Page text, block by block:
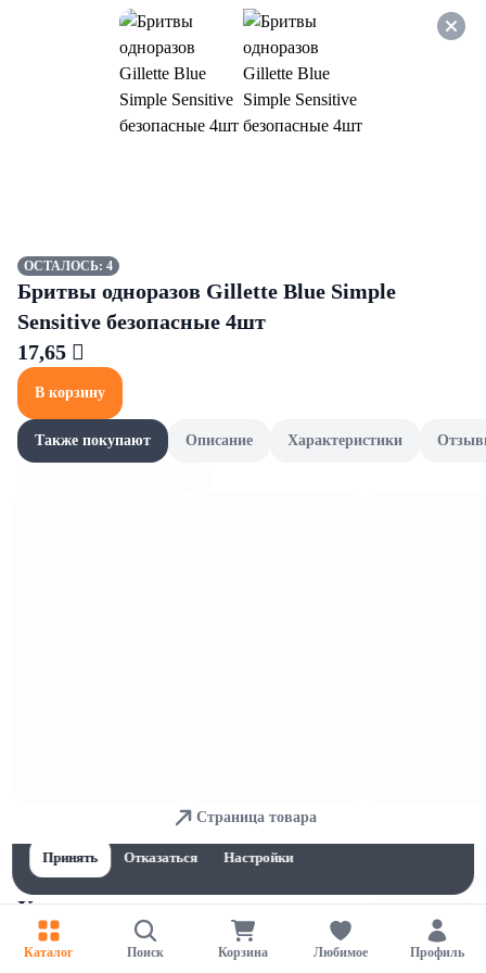
Оформляйте заказ НА
САМОВЫВОЗ и получайте
СКИДКУ 7%
Грили и мангалы
Все товары категории Одноразовая посуда
Уголь и дрова
Каталог Поиск Корзина Любимое Профиль
Для обеспечения удобства пользователей сайта используются
Принять
Отказаться Настройки
ОСТАЛОСЬ: 4
Бритвы одноразов Gillette Blue Simple
Sensitive безопасные 4шт
17,65 
В корзину
Также покупают Описание Характеристики
Страница товара